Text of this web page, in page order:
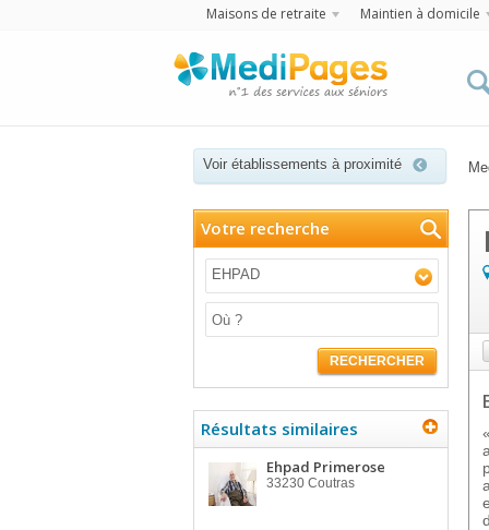
Maisons de retraite Maintien à domicile
Voir établissements à proximité
Votre recherche
EHPAD
RECHERCHER
Résultats similaires
Ehpad Primerose
33230 Coutras